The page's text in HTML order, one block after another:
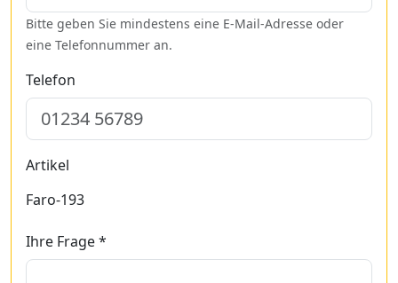
Bitte geben Sie mindestens eine E-Mail-Adresse oder
eine Telefonnummer an.
Telefon
Artikel
Faro-193
Ihre Frage *